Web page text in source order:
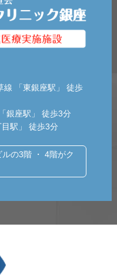
線 「東銀座駅」 徒歩
銀座駅」 徒歩3分
駅」 徒歩3分
の3階 ・ 4階がク